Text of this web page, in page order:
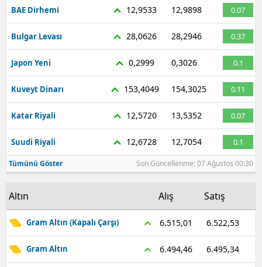
BAE Dirhemi 12,9533 12,9898 0.07
Bulgar Levası 28,0626 28,2946 0.37
Japon Yeni 0,2999 0,3026 0.1
Kuveyt Dinarı 153,4049 154,3025 0.11
Katar Riyali 12,5720 13,5352 0.07
Suudi Riyali 12,6728 12,7054 0.1
Tümünü Göster Son Güncellenme: 07 Ağustos 00:30
Altın Alış Satış
Gram Altın (Kapalı Çarşı) 6.515,01 6.522,53
Gram Altın 6.494,46 6.495,34